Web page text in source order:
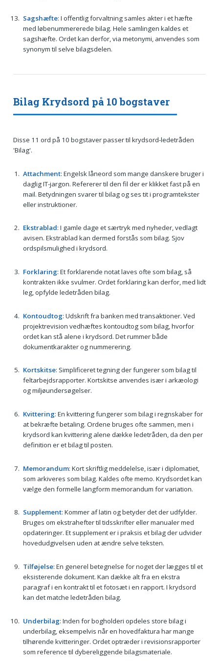
Sagshæfte: I offentlig forvaltning samles akter i et hæfte
med løbenummererede bilag. Hele samlingen kaldes et
sagshæfte. Ordet kan derfor, via metonymi, anvendes som
synonym til selve bilagsdelen.
Bilag Krydsord på 10 bogstaver
Disse 11 ord på 10 bogstaver passer til krydsord-ledetråden
'Bilag'.
Attachment: Engelsk låneord som mange danskere bruger i
daglig IT-jargon. Refererer til den fil der er klikket fast på en
mail. Betydningen svarer til bilag og ses tit i programtekster
eller instruktioner.
Ekstrablad: I gamle dage et særtryk med nyheder, vedlagt
avisen. Ekstrablad kan dermed forstås som bilag. Sjov
ordspilsmulighed i krydsord.
Forklaring: Et forklarende notat laves ofte som bilag, så
kontrakten ikke svulmer. Ordet forklaring kan derfor, med lidt
leg, opfylde ledetråden bilag.
Kontoudtog: Udskrift fra banken med transaktioner. Ved
projektrevision vedhæftes kontoudtog som bilag, hvorfor
ordet kan stå alene i krydsord. Det rummer både
dokumentkarakter og nummerering.
Kortskitse: Simplificeret tegning der fungerer som bilag til
feltarbejdsrapporter. Kortskitse anvendes især i arkæologi
og miljøundersøgelser.
Kvittering: En kvittering fungerer som bilag i regnskaber for
at bekræfte betaling. Ordene bruges ofte sammen, men i
krydsord kan kvittering alene dække ledetråden, da den per
definition er et bilag til posten.
Memorandum: Kort skriftlig meddelelse, især i diplomatiet,
som arkiveres som bilag. Kaldes ofte memo. Krydsordet kan
vælge den formelle langform memorandum for variation.
Supplement: Kommer af latin og betyder det der udfylder.
Bruges om ekstrahefter til tidsskrifter eller manualer med
opdateringer. Et supplement er i praksis et bilag der udvider
hovedudgivelsen uden at ændre selve teksten.
Tilføjelse: En generel betegnelse for noget der lægges til et
eksisterende dokument. Kan dække alt fra en ekstra
paragraf i en kontrakt til et fotosæt i en rapport. I krydsord
kan det matche ledetråden bilag.
Underbilag: Inden for bogholderi opdeles store bilag i
underbilag, eksempelvis når en hovedfaktura har mange
tilhørende kvitteringer. Ordet optræder i revisionsrapporter
som reference til dybereliggende bilagsmateriale.